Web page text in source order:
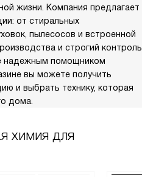
жизни. Компания предлагает
от стиральных
пылесосов и встроенной
и строгий контроль
надежным помощником
вы можете получить
и выбрать технику, которая
дома.
химия для